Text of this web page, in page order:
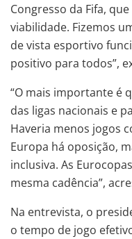
Congresso da Fifa,
viabilidade. Fizemos
de vista esportivo
positivo para todos”,
“O mais importante é
das ligas nacionais e
Haveria menos jogos
Europa há oposição,
inclusiva. As
mesma cadência”,
Na entrevista, o
o tempo de jogo